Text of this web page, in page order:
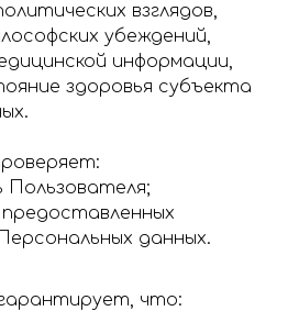
взглядов,
убеждений,
информации,
здоровья субъекта
Пользователя;
данных.
что: